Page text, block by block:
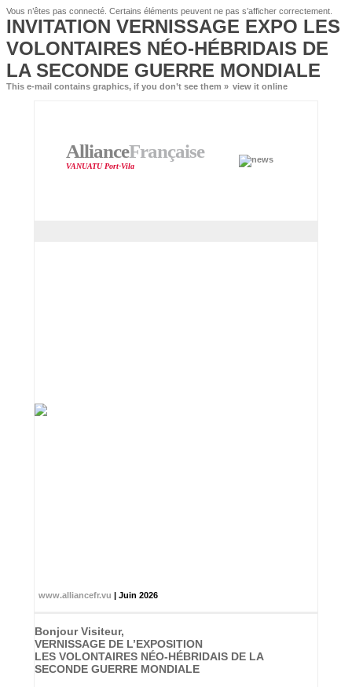
Vous n’êtes pas connecté. Certains éléments peuvent ne pas s’afficher correctement.
INVITATION VERNISSAGE EXPO LES
VOLONTAIRES NÉO-HÉBRIDAIS DE
LA SECONDE GUERRE MONDIALE
This e-mail contains graphics, if you don’t see them » view it online
AllianceFrançaise
VANUATU Port-Vila
www.alliancefr.vu | Juin 2026
Bonjour Visiteur,
VERNISSAGE DE L’EXPOSITION
LES VOLONTAIRES NÉO-HÉBRIDAIS DE LA
SECONDE GUERRE MONDIALE